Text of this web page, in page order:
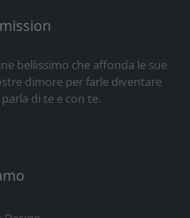
bellissimo che affonda le sue
dimore per farle diventare
di te e con te.